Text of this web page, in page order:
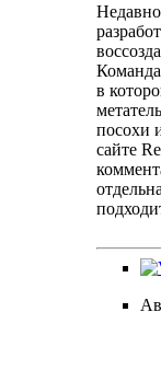
в
посохи
сайте